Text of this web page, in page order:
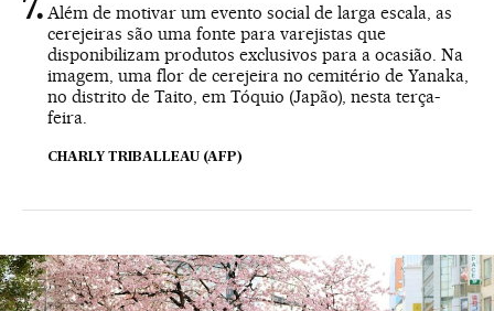
Além de motivar um evento social de larga escala, as
cerejeiras são uma fonte para varejistas que
disponibilizam produtos exclusivos para a ocasião. Na
imagem, uma flor de cerejeira no cemitério de Yanaka,
no distrito de Taito, em Tóquio (Japão), nesta terça-
feira.
CHARLY TRIBALLEAU (AFP)